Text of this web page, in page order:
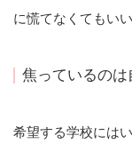
に慌てなくてもい
焦っているの
希望する学校には